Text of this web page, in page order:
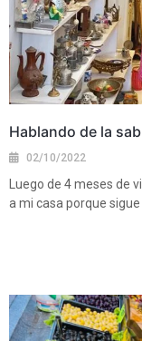
Hablando de la
02/10/2022
Luego de 4 meses de
a mi casa porque